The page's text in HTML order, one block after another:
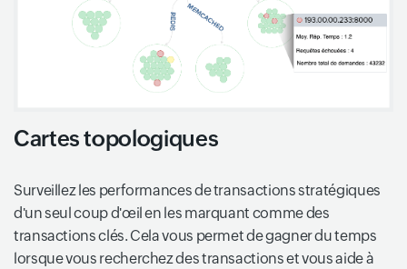
Cartes topologiques
Surveillez les performances de transactions stratégiques
d'un seul coup d'œil en les marquant comme des
transactions clés. Cela vous permet de gagner du temps
lorsque vous recherchez des transactions et vous aide à